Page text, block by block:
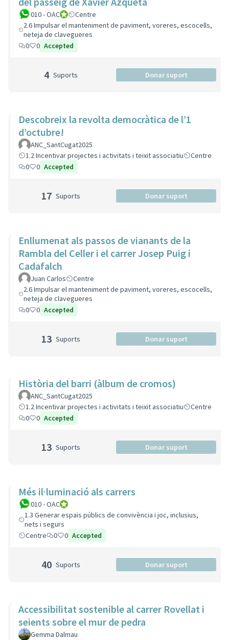
010 - OAC010 - Oficina d'Atenció Ciutadana
Centre
2.6 Impulsar el manteniment de paviment, voreres, escocells,
neteja de clavegueres
0
0 Accepted
4 Suports Donar suport
Descobreix la revolta democràtica de l’1
d’octubre!
ANC_SantCugat2025
1.2 Incentivar projectes i activitats i teixit associatiu
Centre
0
0 Accepted
17 Suports Donar suport
Enllumenat als passos de vianants de la
Rambla del Celler i el carrer Josep Puig i
Cadafalch
Juan Carlos
Centre
2.6 Impulsar el manteniment de paviment, voreres, escocells,
neteja de clavegueres
0
0 Accepted
13 Suports Donar suport
Història del barri (àlbum de cromos)
ANC_SantCugat2025
1.2 Incentivar projectes i activitats i teixit associatiu
Centre
0
0 Accepted
13 Suports Donar suport
Més il·luminació als carrers
010 - OAC010 - Oficina d'Atenció Ciutadana
1.3 Generar espais públics de convivència i joc, inclusius,
nets i segurs
Centre
0 0 Accepted
40 Suports Donar suport
Accessibilitat sostenible al carrer Rovellat i
seients sobre el mur de pedra
Gemma Dalmau